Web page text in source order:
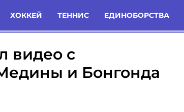
ХОККЕЙ ТЕННИС ЕДИНОБОРСТВА
Статьи Комменты Новости
видео с
и Бонгонда